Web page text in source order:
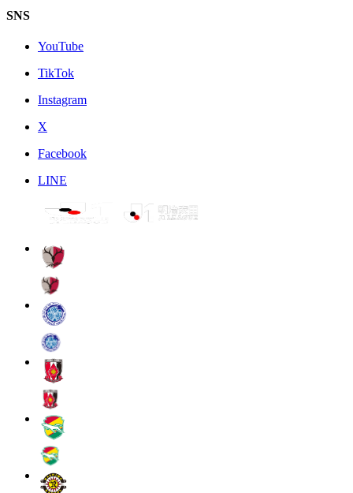
SNS
YouTube
TikTok
Instagram
X
Facebook
LINE